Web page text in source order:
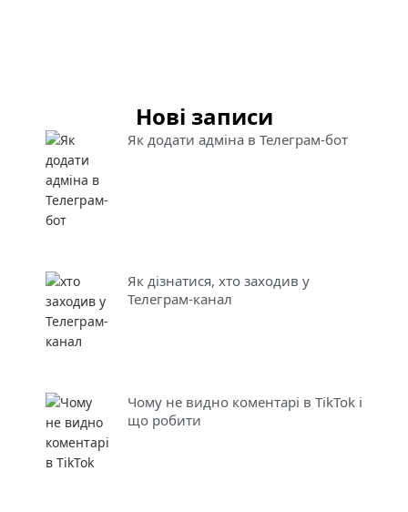
Нові записи
Як додати адміна в Телеграм-бот
Як дізнатися, хто заходив у
Телеграм-канал
Чому не видно коментарі в TikTok і
що робити